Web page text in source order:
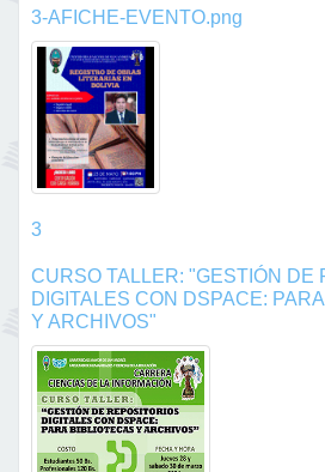
3-AFICHE-EVENTO.png
3
CURSO TALLER: "GESTIÓN DE
DIGITALES CON DSPACE:
Y ARCHIVOS"